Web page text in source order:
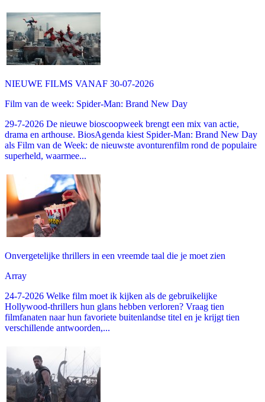
NIEUWE FILMS VANAF 30-07-2026
Film van de week: Spider-Man: Brand New Day
29-7-2026 De nieuwe bioscoopweek brengt een mix van actie,
drama en arthouse. BiosAgenda kiest Spider-Man: Brand New Day
als Film van de Week: de nieuwste avonturenfilm rond de populaire
superheld, waarmee...
Onvergetelijke thrillers in een vreemde taal die je moet zien
Array
24-7-2026 Welke film moet ik kijken als de gebruikelijke
Hollywood-thrillers hun glans hebben verloren? Vraag tien
filmfanaten naar hun favoriete buitenlandse titel en je krijgt tien
verschillende antwoorden,...